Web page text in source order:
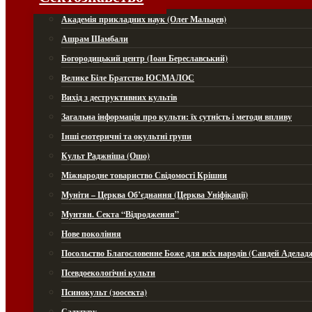
Академія прикладних наук (Олег Мальцев)
Ашрам Шамбали
Богородицький центр (Іоан Береславський)
Велике Біле Братство ЮСМАЛОС
Вихід з деструктивних культів
Загальна інформація про культи: їх сутність і методи впливу
Інші езотеричні та окультні групи
Культ Раджніша (Ошо)
Міжнародне товариство Свідомості Крішни
Муніти – Церква Об’єднання (Церква Уніфікації)
Мунтян. Секта “Відродження”
Нове покоління
Посольство Благословенне Боже для всіх народів (Сандей
Псевдоекологічні культи
Псинокульт (зоосекта)